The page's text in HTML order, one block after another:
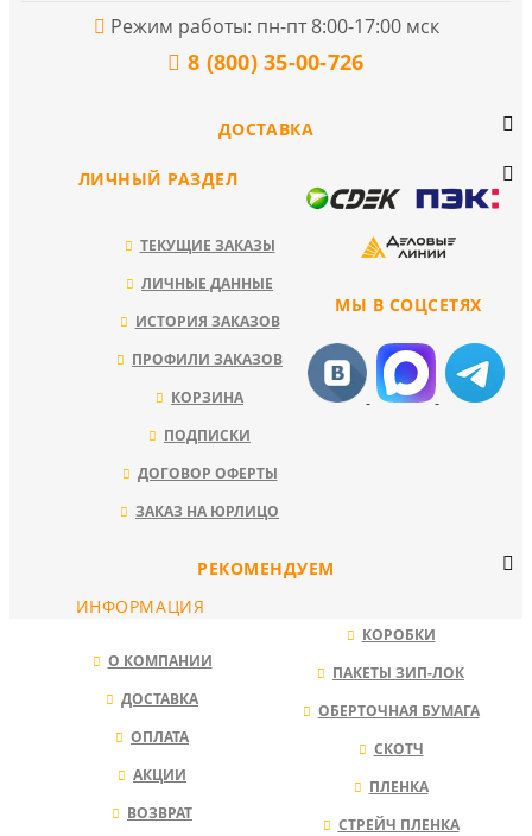
Режим работы: пн-пт 8:00-17:00 мск
8 (800) 35-00-726
ДОСТАВКА
МЫ В СОЦСЕТЯХ
ЛИЧНЫЙ РАЗДЕЛ
ТЕКУЩИЕ ЗАКАЗЫ
ЛИЧНЫЕ ДАННЫЕ
ИСТОРИЯ ЗАКАЗОВ
ПРОФИЛИ ЗАКАЗОВ
КОРЗИНА
ПОДПИСКИ
ДОГОВОР ОФЕРТЫ
ЗАКАЗ НА ЮРЛИЦО
РЕКОМЕНДУЕМ
КОРОБКИ
ПАКЕТЫ ЗИП-ЛОК
ОБЕРТОЧНАЯ БУМАГА
СКОТЧ
ПЛЕНКА
СТРЕЙЧ ПЛЕНКА
ИНФОРМАЦИЯ
О КОМПАНИИ
ДОСТАВКА
ОПЛАТА
АКЦИИ
ВОЗВРАТ